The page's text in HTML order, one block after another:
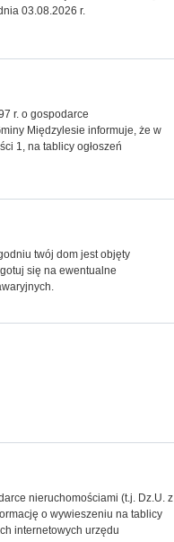
03.08.2026 r.
r. o gospodarce
Międzylesie informuje, że w
1, na tablicy ogłoszeń
twój dom jest objęty
się na ewentualne
nieruchomościami (t.j. Dz.U. z
o wywieszeniu na tablicy
internetowych urzędu